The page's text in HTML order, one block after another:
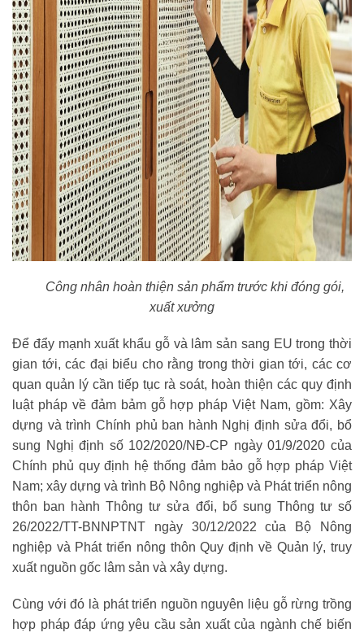
Công nhân hoàn thiện sản phẩm trước khi đóng gói,
xuất xưởng
Để đẩy mạnh xuất khẩu gỗ và lâm sản sang EU trong thời
gian tới, các đại biểu cho rằng trong thời gian tới, các cơ
quan quản lý cần tiếp tục rà soát, hoàn thiện các quy định
luật pháp về đảm bảm gỗ hợp pháp Việt Nam, gồm: Xây
dựng và trình Chính phủ ban hành Nghị định sửa đổi, bổ
sung Nghị định số 102/2020/NĐ-CP ngày 01/9/2020 của
Chính phủ quy định hệ thống đảm bảo gỗ hợp pháp Việt
Nam; xây dựng và trình Bộ Nông nghiệp và Phát triển nông
thôn ban hành Thông tư sửa đổi, bổ sung Thông tư số
26/2022/TT-BNNPTNT ngày 30/12/2022 của Bộ Nông
nghiệp và Phát triển nông thôn Quy định về Quản lý, truy
xuất nguồn gốc lâm sản và xây dựng.
Cùng với đó là phát triển nguồn nguyên liệu gỗ rừng trồng
hợp pháp đáp ứng yêu cầu sản xuất của ngành chế biến